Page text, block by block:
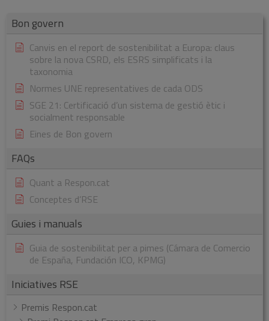
Bon govern
Canvis en el report de sostenibilitat a Europa: claus
sobre la nova CSRD, els ESRS simplificats i la
taxonomia
Normes UNE representatives de cada ODS
SGE 21: Certificació d’un sistema de gestió ètic i
socialment responsable
Eines de Bon govern
FAQs
Quant a Respon.cat
Conceptes d’RSE
Guies i manuals
Guia de sostenibilitat per a pimes (Cámara de Comercio
de España, Fundación ICO, KPMG)
Iniciatives RSE
Premis Respon.cat